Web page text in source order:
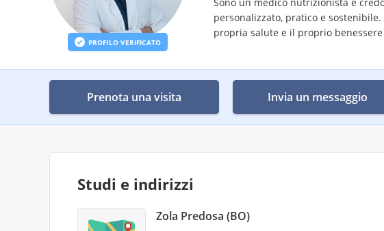
PROFILO VERIFICATO
personalizzato, pratico e
propria salute e il proprio
Prenota una visita Invia un messaggio
Studi e indirizzi
Zola Predosa (BO)